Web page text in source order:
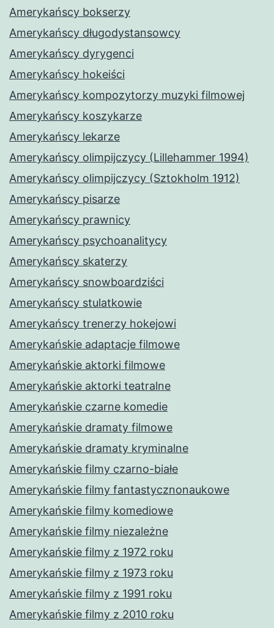
Amerykańscy bokserzy
Amerykańscy długodystansowcy
Amerykańscy dyrygenci
Amerykańscy hokeiści
Amerykańscy kompozytorzy muzyki filmowej
Amerykańscy koszykarze
Amerykańscy lekarze
Amerykańscy olimpijczycy (Lillehammer 1994)
Amerykańscy olimpijczycy (Sztokholm 1912)
Amerykańscy pisarze
Amerykańscy prawnicy
Amerykańscy psychoanalitycy
Amerykańscy skaterzy
Amerykańscy snowboardziści
Amerykańscy stulatkowie
Amerykańscy trenerzy hokejowi
Amerykańskie adaptacje filmowe
Amerykańskie aktorki filmowe
Amerykańskie aktorki teatralne
Amerykańskie czarne komedie
Amerykańskie dramaty filmowe
Amerykańskie dramaty kryminalne
Amerykańskie filmy czarno-białe
Amerykańskie filmy fantastycznonaukowe
Amerykańskie filmy komediowe
Amerykańskie filmy niezależne
Amerykańskie filmy z 1972 roku
Amerykańskie filmy z 1973 roku
Amerykańskie filmy z 1991 roku
Amerykańskie filmy z 2010 roku